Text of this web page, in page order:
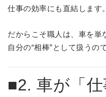
仕事の効率にも直結します。
だからこそ職人は、車を単
自分の“相棒”として扱うので
■2. 車が「